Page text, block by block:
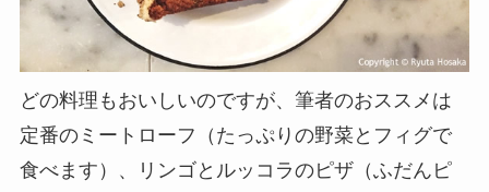
どの料理もおいしいのですが、筆者のおススメは
定番のミートローフ（たっぷりの野菜とフィグで
食べます）、リンゴとルッコラのピザ（ふだんピ